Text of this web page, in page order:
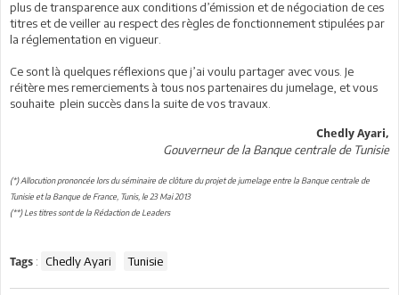
plus de transparence aux conditions d’émission et de négociation de ces
titres et de veiller au respect des règles de fonctionnement stipulées par
la réglementation en vigueur.
Ce sont là quelques réflexions que j’ai voulu partager avec vous. Je
réitère mes remerciements à tous nos partenaires du jumelage, et vous
souhaite plein succès dans la suite de vos travaux.
Chedly Ayari,
Gouverneur de la Banque centrale de Tunisie
(*) Allocution prononcée lors du séminaire de clôture du projet de jumelage entre la Banque centrale de
Tunisie et la Banque de France, Tunis, le 23 Mai 2013
(**) Les titres sont de la Rédaction de Leaders
Tags : Chedly Ayari Tunisie